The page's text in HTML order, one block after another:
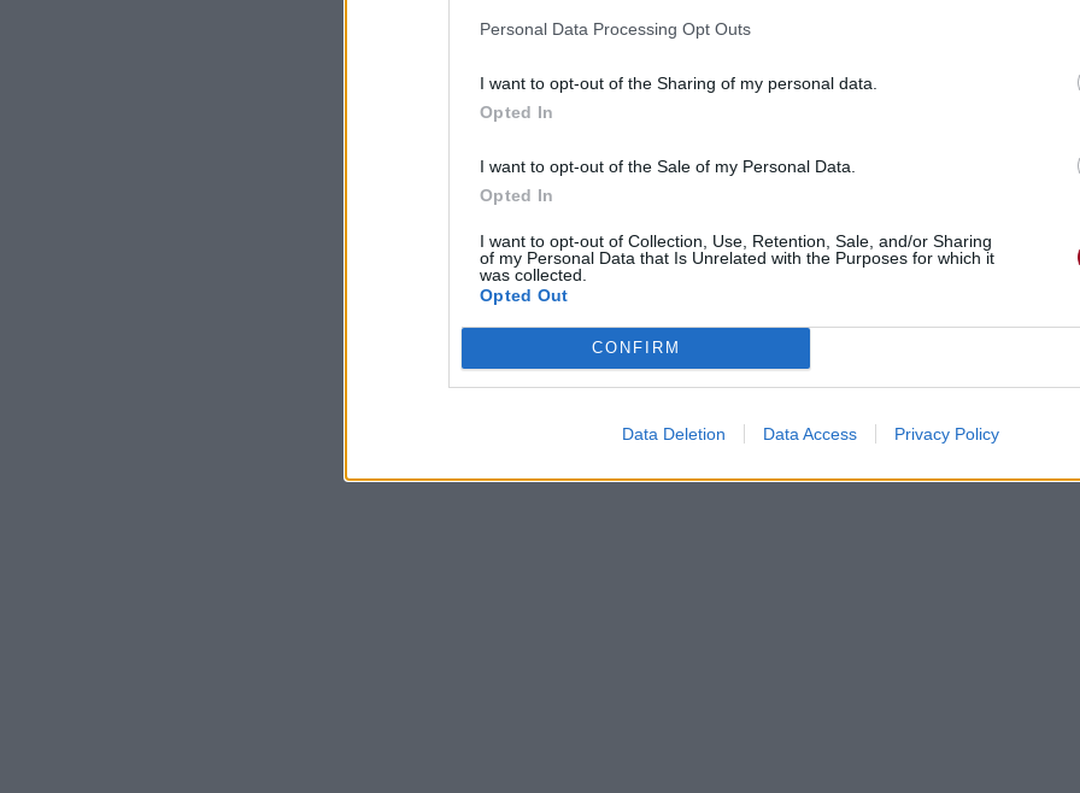
Personal Data Processing Opt Outs
I want to opt-out of the Sharing of my personal data.
Opted In
I want to opt-out of the Sale of my Personal Data.
Opted In
I want to opt-out of Collection, Use, Retention, Sale, and/or Sharing
of my Personal Data that Is Unrelated with the Purposes for which it
was collected.
Opted Out
CONFIRM
Data Deletion Data Access Privacy Policy